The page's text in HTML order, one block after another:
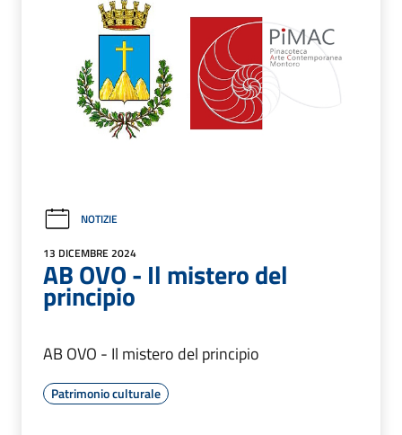
NOTIZIE
13 DICEMBRE 2024
AB OVO - Il mistero del
principio
AB OVO - Il mistero del principio
Patrimonio culturale